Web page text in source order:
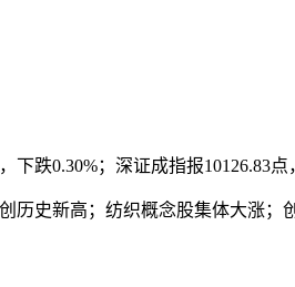
跌0.30%；深证成指报10126.83
史新高；纺织概念股集体大涨；